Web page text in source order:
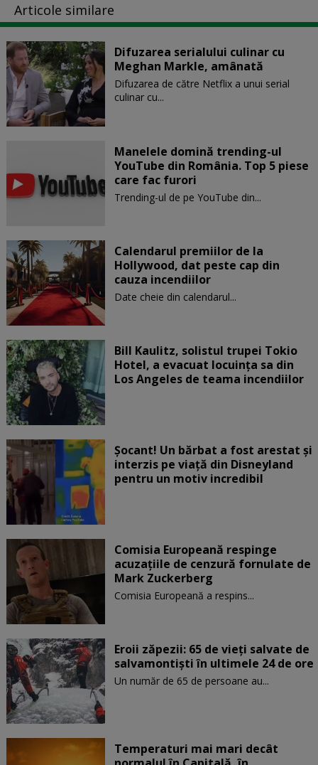
Articole similare
Difuzarea serialului culinar cu
Meghan Markle, amânată
Difuzarea de către Netflix a unui serial
culinar cu...
Manelele domină trending-ul
YouTube din România. Top 5 piese
care fac furori
Trending-ul de pe YouTube din...
Calendarul premiilor de la
Hollywood, dat peste cap din
cauza incendiilor
Date cheie din calendarul...
Bill Kaulitz, solistul trupei Tokio
Hotel, a evacuat locuinţa sa din
Los Angeles de teama incendiilor
Șocant! Un bărbat a fost arestat și
interzis pe viață din Disneyland
pentru un motiv incredibil
Comisia Europeană respinge
acuzaţiile de cenzură fornulate de
Mark Zuckerberg
Comisia Europeană a respins...
Eroii zăpezii: 65 de vieți salvate de
salvamontiști în ultimele 24 de ore
Un număr de 65 de persoane au...
Temperaturi mai mari decât